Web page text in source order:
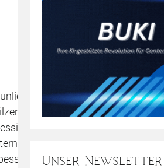
die
Sie
Unser Newsletter